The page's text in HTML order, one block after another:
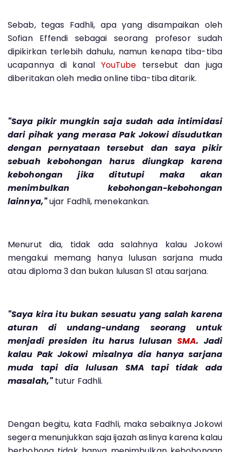
Sebab, tegas Fadhli, apa yang disampaikan oleh
Sofian Effendi sebagai seorang profesor sudah
dipikirkan terlebih dahulu, namun kenapa tiba-tiba
ucapannya di kanal YouTube tersebut dan juga
diberitakan oleh media online tiba-tiba ditarik.
"Saya pikir mungkin saja sudah ada intimidasi
dari pihak yang merasa Pak Jokowi disudutkan
dengan pernyataan tersebut dan saya pikir
sebuah kebohongan harus diungkap karena
kebohongan jika ditutupi maka akan
menimbulkan kebohongan-kebohongan
lainnya,"ujar Fadhli, menekankan.
Menurut dia, tidak ada salahnya kalau Jokowi
mengakui memang hanya lulusan sarjana muda
atau diploma 3 dan bukan lulusan S1 atau sarjana.
"Saya kira itu bukan sesuatu yang salah karena
aturan di undang-undang seorang untuk
menjadi presiden itu harus lulusan SMA. Jadi
kalau Pak Jokowi misalnya dia hanya sarjana
muda tapi dia lulusan SMA tapi tidak ada
masalah,"tutur Fadhli.
Dengan begitu, kata Fadhli, maka sebaiknya Jokowi
segera menunjukkan saja ijazah aslinya karena kalau